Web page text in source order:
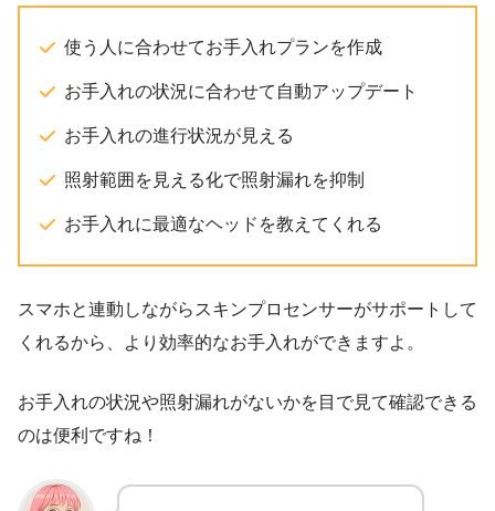
使う人に合わせてお手入れプランを作成
お手入れの状況に合わせて自動アップデート
お手入れの進行状況が見える
照射範囲を見える化で照射漏れを抑制
お手入れに最適なヘッドを教えてくれる
スマホと連動しながらスキンプロセンサーがサポートして
くれるから、より効率的なお手入れができますよ。
お手入れの状況や照射漏れがないかを目で見て確認できる
のは便利ですね！